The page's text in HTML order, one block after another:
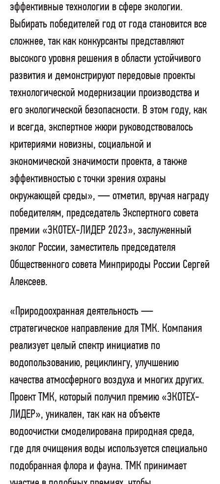
эффективные технологии в сфере экологии.
Выбирать победителей год от года становится все
сложнее, так как конкурсанты представляют
высокого уровня решения в области устойчивого
развития и демонстрируют передовые проекты
технологической модернизации производства и
его экологической безопасности. В этом году, как
и всегда, экспертное жюри руководствовалось
критериями новизны, социальной и
экономической значимости проекта, а также
эффективностью с точки зрения охраны
окружающей среды», — отметил, вручая награду
победителям, председатель Экспертного совета
премии «ЭКОТЕХ-ЛИДЕР 2023», заслуженный
эколог России, заместитель председателя
Общественного совета Минприроды России Сергей
Алексеев.
«Природоохранная деятельность —
стратегическое направление для ТМК. Компания
реализует целый спектр инициатив по
водопользованию, рециклингу, улучшению
качества атмосферного воздуха и многих других.
Проект ТМК, который получил премию «ЭКОТЕХ-
ЛИДЕР», уникален, так как на объекте
водоочистки смоделирована природная среда,
где для очищения воды используется специально
подобранная флора и фауна. ТМК принимает